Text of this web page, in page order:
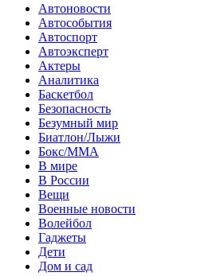
Автоновости
Автособытия
Автоспорт
Автоэксперт
Актеры
Аналитика
Баскетбол
Безопасность
Безумный мир
Биатлон/Лыжи
Бокс/MMA
В мире
В России
Вещи
Военные новости
Волейбол
Гаджеты
Дети
Дом и сад